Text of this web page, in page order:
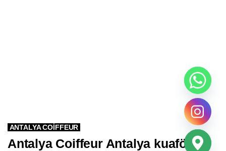
ANTALYA COIFFEUR
Antalya Coiffeur Antalya kuaför